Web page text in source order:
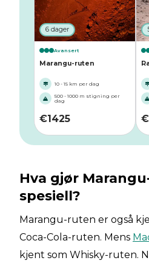
6 dager
Avansert
Marangu-ruten
10 - 15 km per dag
500 - 1000 m stigning per
dag
€1425 €
Hva gjør
spesiell?
Marangu-ruten er også
Coca-Cola-ruten. Mens
kjent som Whisky-ruten.